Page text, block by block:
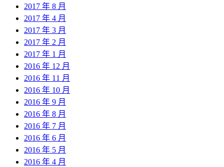
2017 年 8 月
2017 年 4 月
2017 年 3 月
2017 年 2 月
2017 年 1 月
2016 年 12 月
2016 年 11 月
2016 年 10 月
2016 年 9 月
2016 年 8 月
2016 年 7 月
2016 年 6 月
2016 年 5 月
2016 年 4 月